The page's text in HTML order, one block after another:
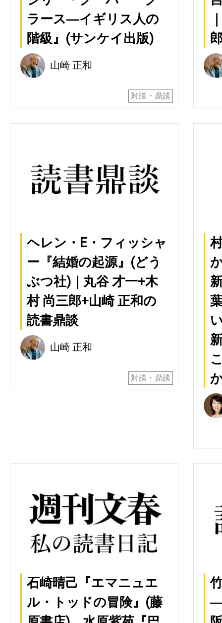
ラース―イギリス人の
階級』(サンケイ出版)
山崎 正和
対談・鼎談
ヘレン・E・フィッシャ
ー『結婚の起源』(どう
ぶつ社)｜丸谷 才一+木
村 尚三郎+山崎 正和の
読書鼎談
山崎 正和
対談・鼎談
石崎晴己『エマニュエ
ル・トッドの冒険』(藤
―